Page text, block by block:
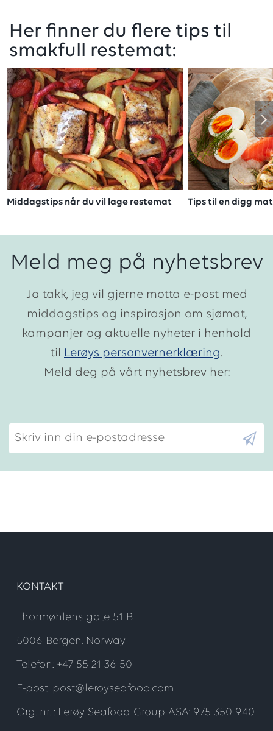
Her finner du flere tips til
smakfull restemat:
Middagstips når du vil lage restemat Tips til en digg
Meld meg på nyhetsbrev
Ja takk, jeg vil gjerne motta e-post med
middagstips og inspirasjon om sjømat,
kampanjer og aktuelle nyheter i henhold
til Lerøys personvernerklæring.
Meld deg på vårt nyhetsbrev her:
KONTAKT
Thormøhlens gate 51 B
5006 Bergen, Norway
Telefon: +47 55 21 36 50
E-post: post@leroyseafood.com
Org. nr. : Lerøy Seafood Group ASA: 975 350 940